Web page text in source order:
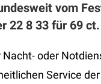
vom
22 8 33 für 69
oder
Service